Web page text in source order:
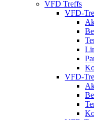
VFD Treffs
VFD-
VFD-